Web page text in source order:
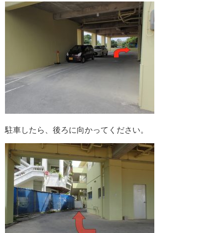
駐車したら、後ろに向かってください。